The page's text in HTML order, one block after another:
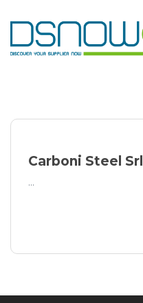
to
content
Carboni Steel Srl
...